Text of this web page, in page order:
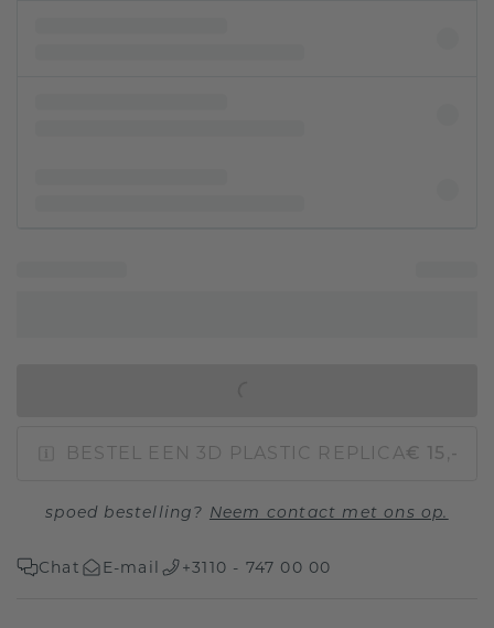
BESTEL EEN 3D PLASTIC REPLICA€ 15,-
spoed bestelling? Neem contact met ons op.
Chat E-mail +3110 - 747 00 00